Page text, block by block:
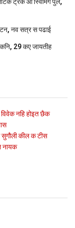
नव सत्र स पढाई
29 कए जायतीह
नहि होइत छैक
सुगौली कील क टीस
नायक